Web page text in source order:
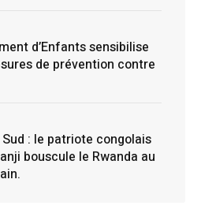
d’Enfants sensibilise
de prévention contre
: le patriote congolais
bouscule le Rwanda au